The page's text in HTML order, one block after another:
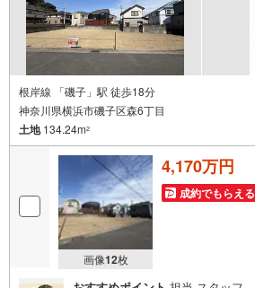
根岸線 「磯子」駅 徒歩18分
神奈川県横浜市磯子区森6丁目
土地134.24m2
画像12枚
4,170万円
成約でもらえる